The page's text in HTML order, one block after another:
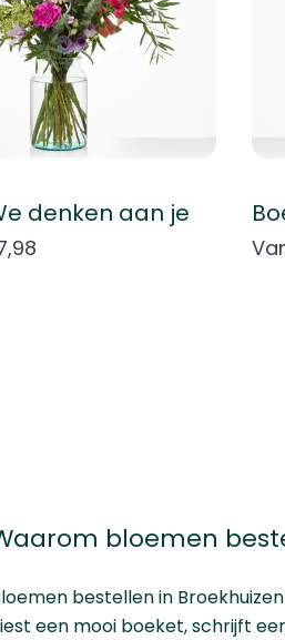
denken aan je
bloemen
bestellenin
een mooi boeket, schrijft